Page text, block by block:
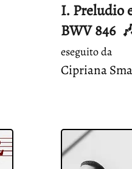
I. Preludio
BWV 846
eseguito da
Cipriana